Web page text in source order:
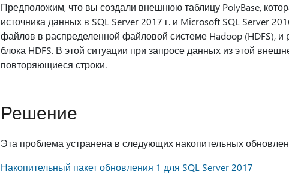
Предположим, что вы создали внешнюю таблицу PolyBase,
источника данных в SQL Server 2017 г. и Microsoft SQL Server
файлов в распределенной файловой системе Hadoop (HDFS),
блока HDFS. В этой ситуации при запросе данных из этой
повторяющиеся строки.
Решение
Эта проблема устранена в следующих накопительных
Накопительный пакет обновления 1 для SQL Server 2017